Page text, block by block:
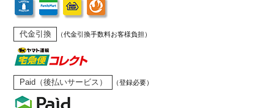
代金引換 （代金引換手数料お客様負担）
Paid（後払いサービス） （登録必要）